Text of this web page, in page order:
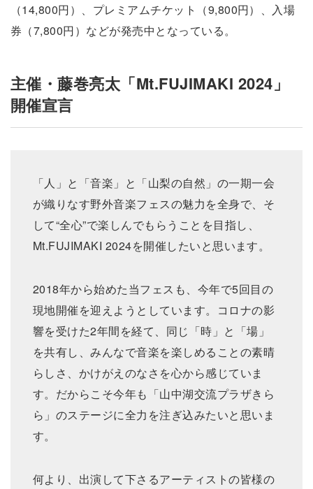
（14,800円）、プレミアムチケット（9,800円）、入場
券（7,800円）などが発売中となっている。
主催・藤巻亮太「Mt.FUJIMAKI 2024」
開催宣言
「人」と「音楽」と「山梨の自然」の一期一会
が織りなす野外音楽フェスの魅力を全身で、そ
して“全心”で楽しんでもらうことを目指し、
Mt.FUJIMAKI 2024を開催したいと思います。
2018年から始めた当フェスも、今年で5回目の
現地開催を迎えようとしています。コロナの影
響を受けた2年間を経て、同じ「時」と「場」
を共有し、みんなで音楽を楽しめることの素晴
らしさ、かけがえのなさを心から感じていま
す。だからこそ今年も「山中湖交流プラザきら
ら」のステージに全力を注ぎ込みたいと思いま
す。
何より、出演して下さるアーティストの皆様の